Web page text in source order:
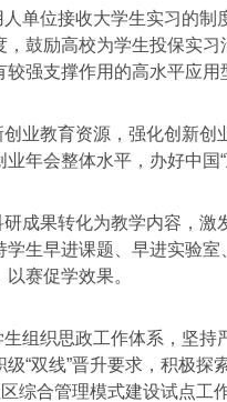
位接收大学生实习的制
鼓励高校为学生投保实
强支撑作用的高水平应用
教育资源，强化创新创
年会整体水平，办好中国
果转化为教学内容，激
生早进课题、早进实验
赛促学效果。
织思政工作体系，坚持
“双线”晋升要求，积极
综合管理模式建设试点